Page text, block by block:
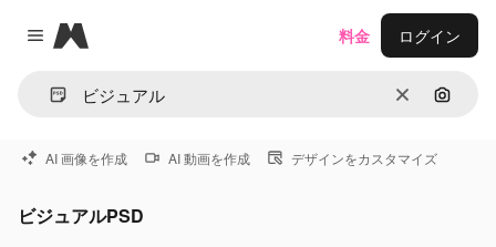
Close menu
Magnific
消去 画像で
料金 ログイン
AI 画像を作成 AI 動画を作成 デザインをカスタマイズ
ビジュアルPSD